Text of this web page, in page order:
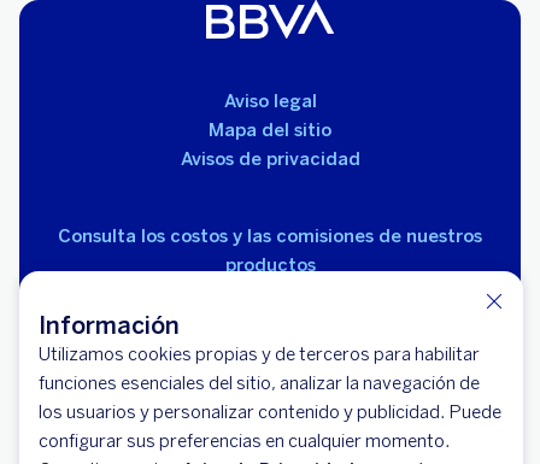
Información
Utilizamos cookies propias y de terceros para habilitar
funciones esenciales del sitio, analizar la navegación de
los usuarios y personalizar contenido y publicidad. Puede
configurar sus preferencias en cualquier momento.
Aviso legal
Mapa del sitio
Avisos de privacidad
Consulta los costos y las comisiones de nuestros
productos
© 2026 BBVA México, S.A., Institución de Banca